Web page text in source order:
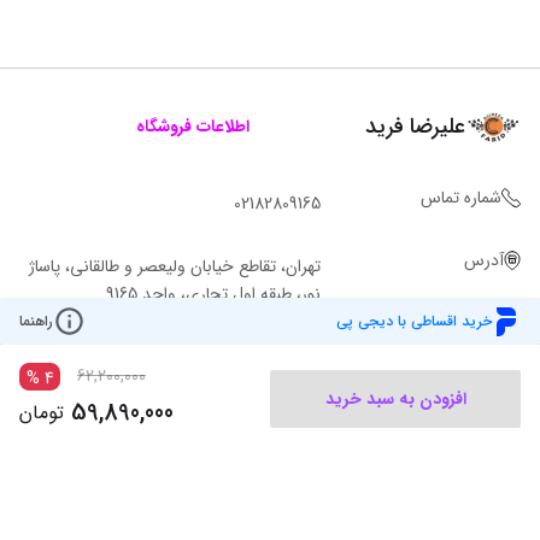
خرید اقساطی با دیجی پی راهنما
افزودن به سبد خرید
62,200,000
4
%
59,890,000 تومان
علیرضا فرید اطلاعات فروشگاه
شماره تماس 02182809165
آدرس
تهران، تقاطع خیابان ولیعصر و طالقانی، پاساژ
نور، طبقه اول تجاری، واحد 9165